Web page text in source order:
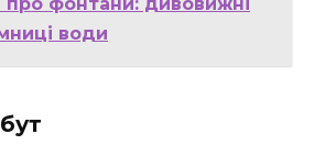
про фонтани: дивовижні
води